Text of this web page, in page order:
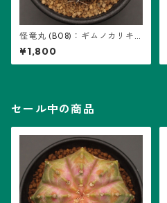
怪竜丸 (B08)：ギムノカリキ
ウム属 ※実生
¥1,800
セール中の商品